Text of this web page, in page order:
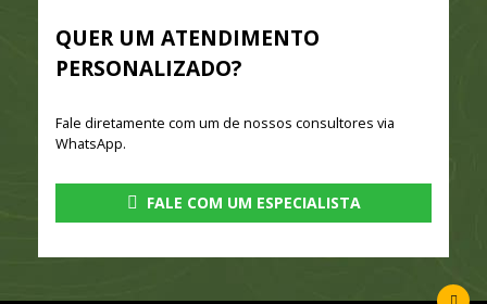
QUER UM ATENDIMENTO
PERSONALIZADO?
Fale diretamente com um de nossos consultores via
WhatsApp.
FALE COM UM ESPECIALISTA